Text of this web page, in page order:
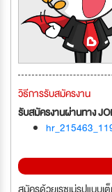
วิธีการรับสมัครงาน
รับสมัครงานผ่านทาง